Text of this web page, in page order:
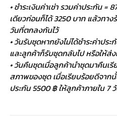
• ชำระเงินค่าเช่า รวมค่าประกัน =
เดียวก่อนก็ได้ 3250 บาท แล้วทา
วันที่ตกลงกันไว้
• วันรับชุดหากยังไม่ได้ชำระค่าปร
และลูกค้าก็รับชุดกลับไป หรือให้ส่ง
• วันคืนชุดเมื่อลูกค้านำชุดมาคืนเ
สภาพของชุด เมื่อเรียบร้อยดีจากนั้
ประกัน 5500 ฿ ให้ลูกค้าภายใน 7